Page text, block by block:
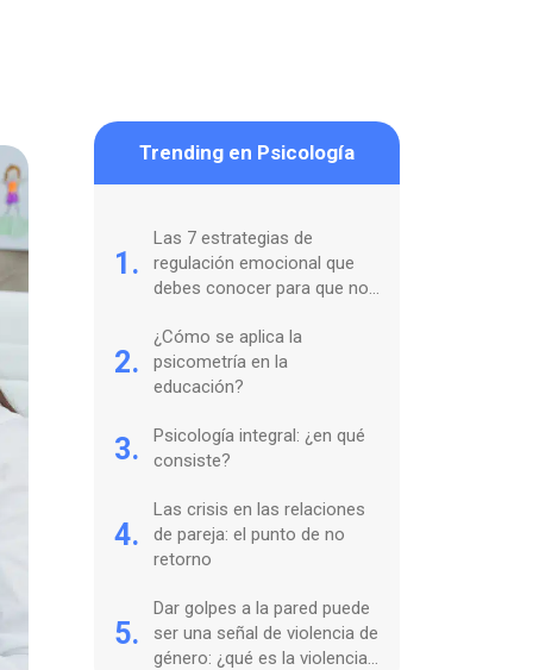
Trending en Psicología
1.
Las 7 estrategias de
regulación emocional que
debes conocer para que no
2.
¿Cómo se aplica la
psicometría en la
educación?
3.
Psicología integral: ¿en qué
consiste?
4.
Las crisis en las relaciones
de pareja: el punto de no
retorno
5.
Dar golpes a la pared puede
ser una señal de violencia de
género: ¿qué es la violencia